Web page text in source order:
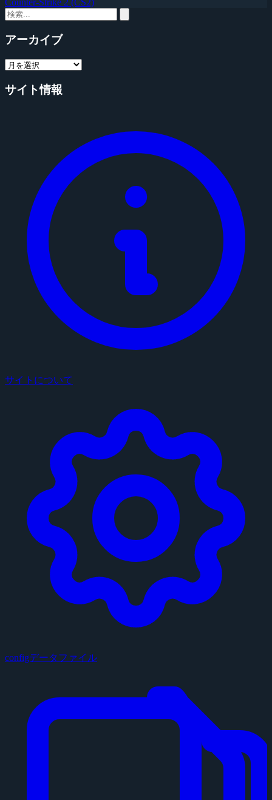
アーカイブ
サイト情報
サイトについて
configデータファイル